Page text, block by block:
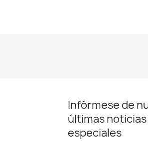
Infórmese de
últimas
especiales